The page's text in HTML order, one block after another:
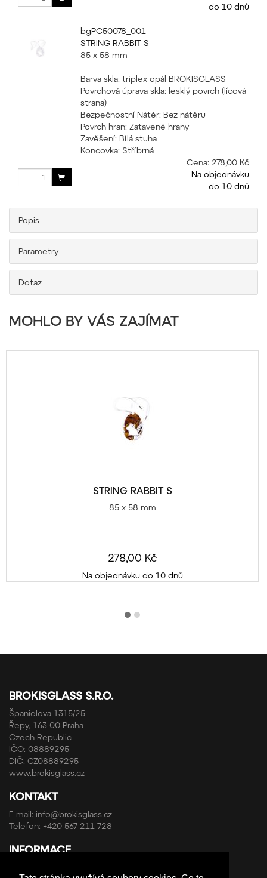
do 10 dnů
bgPC50078_001
STRING RABBIT S
85 x 58 mm
Barva skla: triplex opál BROKISGLASS
Povrchová úprava skla: lesklý povrch (lícová
strana)
Bezpečnostní Nátěr: Bez nátěru
Povrch hran: Zatavené hrany
Zavěšení: Bílá stuha
Koncovka: Stříbrná
Cena: 278,00 Kč
Na objednávku
do 10 dnů
Popis
Parametry
Dotaz
MOHLO BY VÁS ZAJÍMAT
STRING RABBIT S
85 x 58 mm
278,00 Kč
Na objednávku do 10 dnů
BROKISGLASS S.R.O.
Španielova 1315/25
Řepy, 163 00 Praha
Czech Republic
IČO: 08889295
DIČ: CZ08889295
www.brokisglass.cz
KONTAKT
E-mail: info@brokisglass.cz
Telefon: +420 567 211 728
INFORMACE